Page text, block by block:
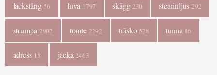
lackstång 56 luva 1797 skägg 230 stearinljus 292
strumpa 2902 tomte 2292 träsko 528 tunna 86
adress 18 jacka 2463